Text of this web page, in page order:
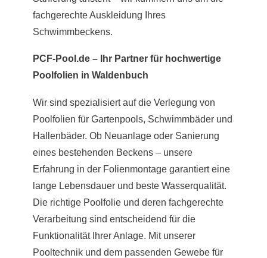
fachgerechte Auskleidung Ihres
Schwimmbeckens.
PCF-Pool.de – Ihr Partner für hochwertige
Poolfolien in Waldenbuch
Wir sind spezialisiert auf die Verlegung von
Poolfolien für Gartenpools, Schwimmbäder und
Hallenbäder. Ob Neuanlage oder Sanierung
eines bestehenden Beckens – unsere
Erfahrung in der Folienmontage garantiert eine
lange Lebensdauer und beste Wasserqualität.
Die richtige Poolfolie und deren fachgerechte
Verarbeitung sind entscheidend für die
Funktionalität Ihrer Anlage. Mit unserer
Pooltechnik und dem passenden Gewebe für